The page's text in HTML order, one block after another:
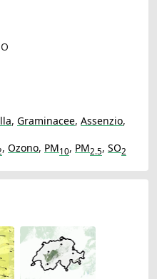
, Graminacee, Assenzio,
, Ozono, PM10, PM2.5, SO2